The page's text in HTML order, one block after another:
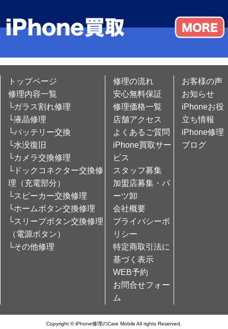
トップページ
修理内容一覧
└ガラス割れ修理
└液晶修理
└バッテリー交換
└水没復旧
└カメラ交換修理
└ドックコネクター交換修
理（充電部分）
└スピーカー交換修理
└ホームボタン交換修理
└スリープボタン交換修理
（電源ボタン）
└その他修理
修理の流れ
安心無料保証
修理価格一覧
店舗アクセス
よくあるご質問
iPhone買取サー
ビス
スタッフ募集
加盟店募集・パ
ーツ卸
会社概要
プライバシーポ
リシー
特定商取引法に
基づく表示
WEB予約
お問合せフォー
ム
お客様の声
お知らせ
iPhoneお役
立ち情報
iPhone修理
ブログ
Copyright © iPhone修理のCare Mobile All rights Reserved.